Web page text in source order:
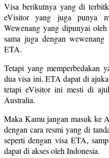
Visa berikutnya yang di
eVisitor yang juga punya
Wewenang yang dipunyai
sama juga dengan
ETA.
Tetapi yang memperbedakan
dua visa ini. ETA dapat di
tetapi eVisitor ini mesti di
Australia.
Maka Kamu jangan masuk ke
dengan cara resmi yang di
seperti dengan visa ETA,
dapat di akses oleh Indonesia.